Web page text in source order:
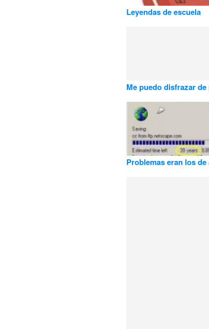
Leyendas de escuela
Me puedo disfrazar
Problemas eran los de